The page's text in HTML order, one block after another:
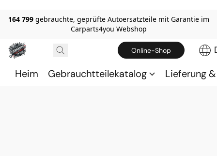
164 799 gebrauchte, geprüfte Autoersatzteile mit Garantie im
Carparts4you Webshop
Online-Shop
Heim Gebrauchtteilekatalog Lieferung